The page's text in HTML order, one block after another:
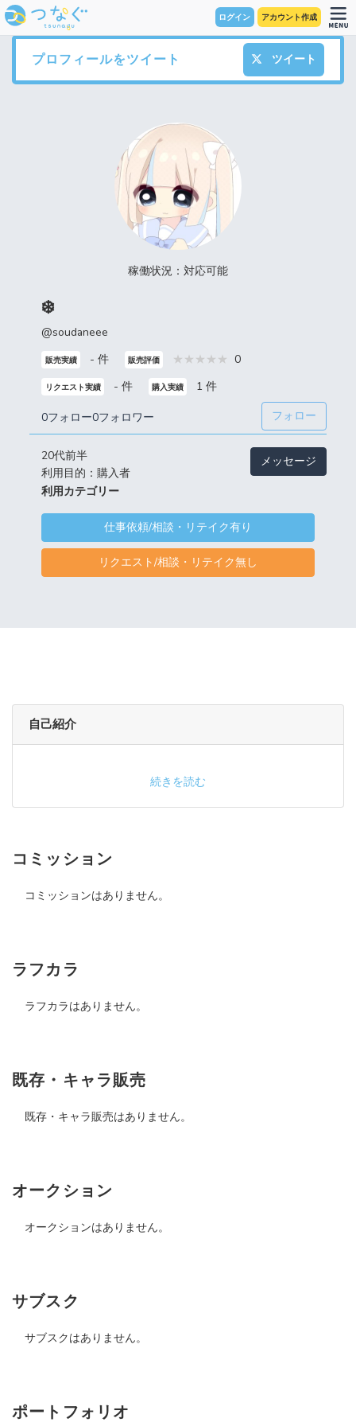
ログイン アカウント作成
プロフィールをツイート ツイート
稼働状況：対応可能
❄️
@soudaneee
販売実績 - 件 販売評価 0
リクエスト実績 - 件 購入実績 1 件
0フォロー0フォロワー フォロー
20代前半
利用目的：購入者
メッセージ
利用カテゴリー
仕事依頼/相談・リテイク有り
リクエスト/相談・リテイク無し
自己紹介
続きを読む
コミッション
コミッションはありません。
ラフカラ
ラフカラはありません。
既存・キャラ販売
既存・キャラ販売はありません。
オークション
オークションはありません。
サブスク
サブスクはありません。
ポートフォリオ